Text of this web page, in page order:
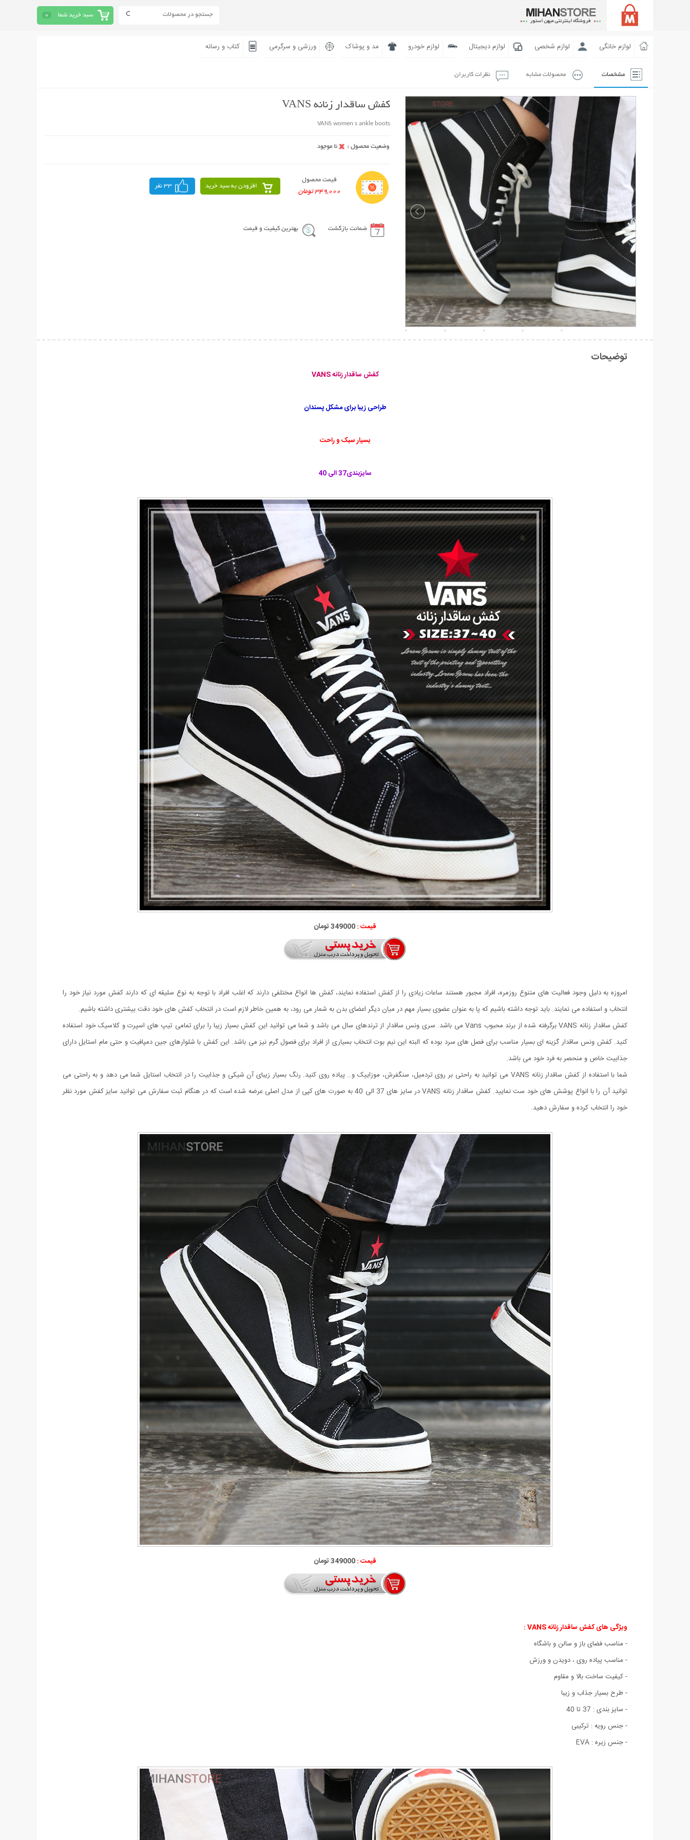
سبد خرید شما 0
لوازم خانگی لوازم شخصی لوازم دیجیتال لوازم خودرو مد و پوشاک ورزشی و سرگرمی کتاب و رسانه
مشخصات محصولات مشابه نظرات کاربران
کفش ساقدار زنانه VANS
VANS women s ankle boots
قیمت محصول
349,000 تومان
افزودن به سبد خرید 33 نفر
ضمانت بازگشت بهترین کیفیت و قیمت
توضیحات
کفش ساقدار زنانه VANS
طراحی زیبا برای مشکل پسندان
بسیار سبک و راحت
سایزبندی37 الی 40
قیمت :349000 تومان
امروزه به دلیل وجود فعالیت های متنوع روزمره، افراد مجبور هستند ساعات زیادی را از کفش استفاده نمایند، کفش ها انواع مختلفی دارند که اغلب افراد با توجه به نوع سلیقه ای که دارند کفش مورد نیاز خود را
انتخاب و استفاده می نمایند. باید توجه داشته باشیم که پا به عنوان عضوی بسیار مهم در میان دیگر اعضای بدن به شمار می رود، به همین خاطر لازم است در انتخاب کفش های خود دقت بیشتری داشته باشیم.
کفش ساقدار زنانه VANS برگرفته شده از برند محبوب Vans می باشد. سری ونس ساقدار از ترندهای سال می باشد و شما می توانید این کفش بسیار زیبا را برای تمامی تیپ های اسپرت و کلاسیک خود استفاده
کنید. کفش ونس ساقدار گزینه ای بسیار مناسب برای فصل های سرد بوده که البته این نیم بوت انتخاب بسیاری از افراد برای فصول گرم نیز می باشد. این کفش با شلوارهای جین دمپافیت و حتی مام استایل دارای
جذابیت خاص و منحصر به فرد خود می باشد.
شما با استفاده از کفش ساقدار زنانه VANS می توانید به راحتی بر روی تردمیل، سنگفرش، موزاییک و… پیاده روی کنید. رنگ بسیار زیبای آن شیکی و جذابیت را در انتخاب استایل شما می دهد و به راحتی می
توانید آن را با انواع پوشش های خود ست نمایید. کفش ساقدار زنانه VANS در سایز های 37 الی 40 به صورت های کپی از مدل اصلی عرضه شده است که در هنگام ثبت سفارش می توانید سایز کفش مورد نظر
خود را انتخاب کرده و سفارش دهید.
قیمت :349000 تومان
ویژگی های کفش ساقدار زنانه VANS :
- مناسب فضای باز و سالن و باشگاه
- مناسب پیاده روی ، دویدن و ورزش
- کیفیت ساخت بالا و مقاوم
- طرح بسیار جذاب و زیبا
- سایز بندی : 37 تا 40
- جنس رویه : ترکیبی
- جنس زیره : EVA